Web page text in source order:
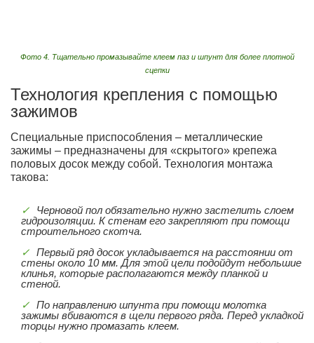
Фото 4. Тщательно промазывайте клеем паз и шпунт для более плотной
сцепки
Технология крепления с помощью
зажимов
Специальные приспособления – металлические
зажимы – предназначены для «скрытого» крепежа
половых досок между собой. Технология монтажа
такова:
Черновой пол обязательно нужно застелить слоем
гидроизоляции. К стенам его закрепляют при помощи
строительного скотча.
Первый ряд досок укладывается на расстоянии от
стены около 10 мм. Для этой цели подойдут небольшие
клинья, которые располагаются между планкой и
стеной.
По направлению шпунта при помощи молотка
зажимы вбиваются в щели первого ряда. Перед укладкой
торцы нужно промазать клеем.